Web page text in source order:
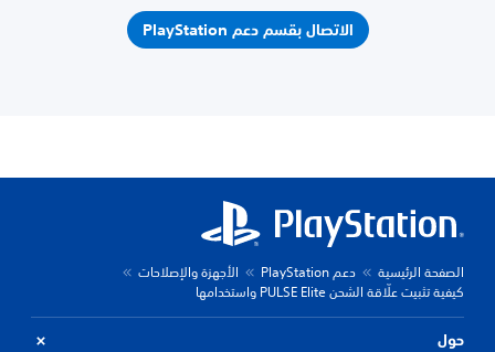
الاتصال بقسم دعم PlayStation
الصفحة الرئيسية دعم PlayStation
الأجهزة والإصلاحات
كيفية تثبيت علّاقة الشحن PULSE Elite واستخدامها
حول